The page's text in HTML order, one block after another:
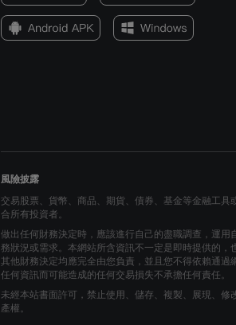
風險披露
交易股票、貨幣、商品、期貨、債券、基金等金融工
合所有投資者。
做出任何財務決定時，應該進行自己的盡職調查，運
務狀況或需求。本網站所含資訊不一定是即時提供的
其他財務決定均應完全由您負責，並且您不得依賴通
任何資訊而可能造成的任何交易損失不承擔任何責任。
未經本站書面許可，禁止使用、儲存、複製、展現、
產權。